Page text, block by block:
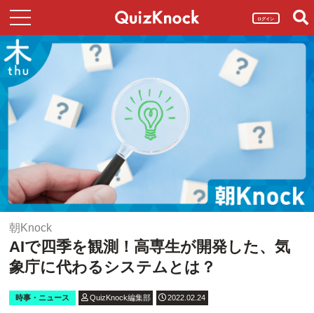
ログイン
朝Knock
AIで四季を観測！高専生が開発した、気
象庁に代わるシステムとは？
時事・ニュース QuizKnock編集部 2022.02.24